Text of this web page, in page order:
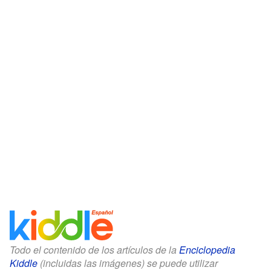
Todo el contenido de los artículos de la Enciclopedia
Kiddle (incluidas las imágenes) se puede utilizar